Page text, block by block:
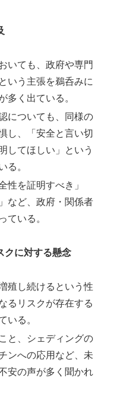
いても、政府や専門
いう主張を鵜呑みに
多く出ている。
についても、同様の
し、「安全と言い切
してほしい」という
る。
性を証明すべき」
など、政府・関係者
ている。
クに対する懸念
殖し続けるという性
るリスクが存在する
いる。
と、シェディングの
ンへの応用など、未
安の声が多く聞かれ